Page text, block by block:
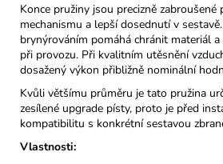
Konce pružiny jsou precizně
mechanismu a lepší dosednutí v
brynýrováním pomáhá chránit materiál
při provozu. Při kvalitním utěsnění
dosažený výkon přibližně nominální
Kvůli většímu průměru je tato pružina
zesílené upgrade písty, proto je před
kompatibilitu s konkrétní sestavou
Vlastnosti: